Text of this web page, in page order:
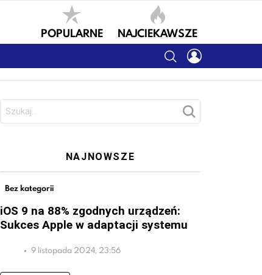
POPULARNE NAJCIEKAWSZE
SEARCH
NAJNOWSZE
Bez kategorii
iOS 9 na 88% zgodnych urządzeń:
Sukces Apple w adaptacji systemu
9 listopada 2024, 23:56